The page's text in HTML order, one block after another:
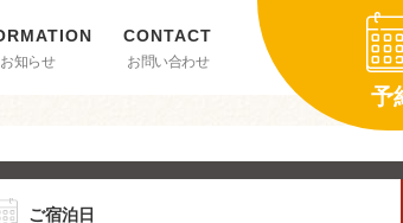
お知らせ お問い合わせ
予